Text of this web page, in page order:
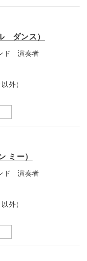
ダンス）
ド 演奏者
外）
ミー）
ド 演奏者
外）